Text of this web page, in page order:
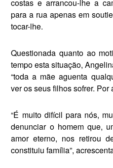
costas e arrancou-lhe a
para a rua apenas em
tocar-lhe.
Questionada quanto ao
tempo esta situação,
“toda a mãe aguenta
ver os seus filhos sofrer. Por
“É muito difícil para nós,
denunciar o homem que,
amor eterno, nos retirou
constituiu família”,